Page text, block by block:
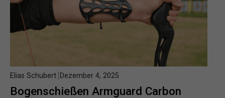
Bogenschießen Armguard Carbon
Elias Schubert Dezember 4, 2025